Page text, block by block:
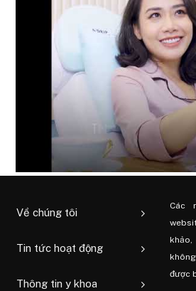
Về chúng tôi
Tin tức hoạt động
Thông tin y khoa
Các
được